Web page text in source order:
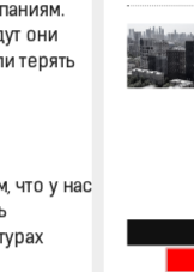
они
терять
что у нас